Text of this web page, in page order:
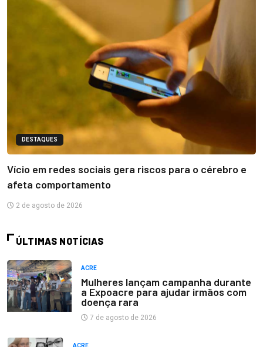
DESTAQUES
Vício em redes sociais gera riscos para o cérebro e
afeta comportamento
2 de agosto de 2026
ÚLTIMAS NOTÍCIAS
ACRE
Mulheres lançam campanha durante
a Expoacre para ajudar irmãos com
doença rara
7 de agosto de 2026
ACRE